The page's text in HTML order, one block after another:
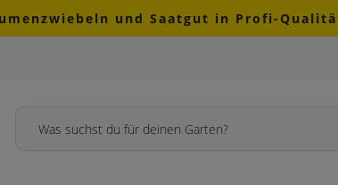
und Saatgut in Profi-